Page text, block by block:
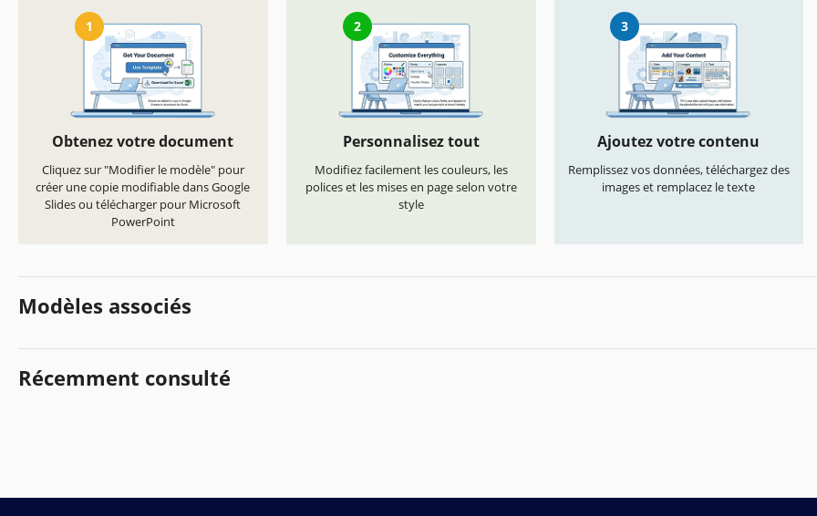
1
Obtenez votre document
Cliquez sur "Modifier le modèle" pour
créer une copie modifiable dans Google
Slides ou télécharger pour Microsoft
PowerPoint
2
Personnalisez tout
Modifiez facilement les couleurs, les
polices et les mises en page selon votre
style
3
Ajoutez votre contenu
Remplissez vos données, téléchargez des
images et remplacez le texte
Modèles associés
Récemment consulté